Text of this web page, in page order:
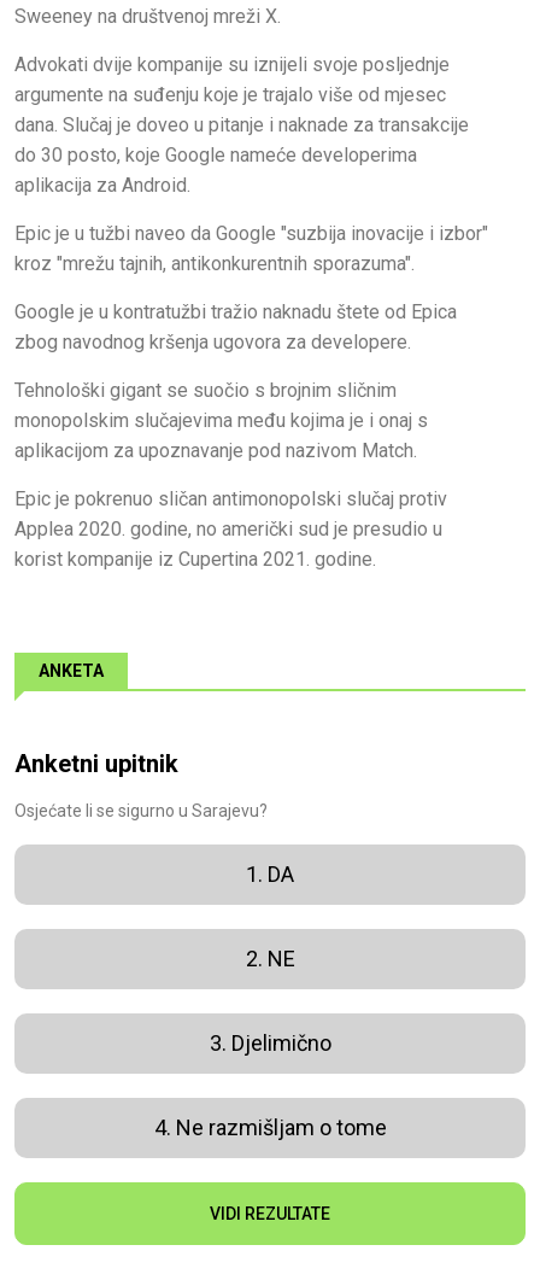
Sweeney na društvenoj mreži X.
Advokati dvije kompanije su iznijeli svoje posljednje
argumente na suđenju koje je trajalo više od mjesec
dana. Slučaj je doveo u pitanje i naknade za transakcije
do 30 posto, koje Google nameće developerima
aplikacija za Android.
Epic je u tužbi naveo da Google "suzbija inovacije i izbor"
kroz "mrežu tajnih, antikonkurentnih sporazuma".
Google je u kontratužbi tražio naknadu štete od Epica
zbog navodnog kršenja ugovora za developere.
Tehnološki gigant se suočio s brojnim sličnim
monopolskim slučajevima među kojima je i onaj s
aplikacijom za upoznavanje pod nazivom Match.
Epic je pokrenuo sličan antimonopolski slučaj protiv
Applea 2020. godine, no američki sud je presudio u
korist kompanije iz Cupertina 2021. godine.
ANKETA
Anketni upitnik
Osjećate li se sigurno u Sarajevu?
1. DA
2. NE
3. Djelimično
4. Ne razmišljam o tome
VIDI REZULTATE